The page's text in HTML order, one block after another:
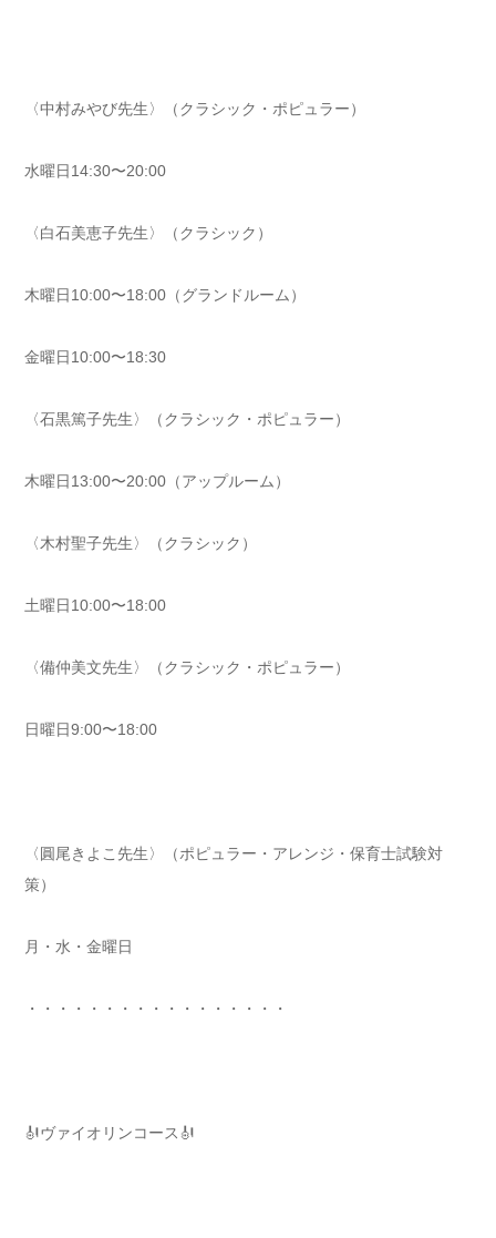
〈中村みやび先生〉（クラシック・ポピュラー）
水曜日14:30〜20:00
〈白石美恵子先生〉（クラシック）
木曜日10:00〜18:00（グランドルーム）
金曜日10:00〜18:30
〈石黒篤子先生〉（クラシック・ポピュラー）
木曜日13:00〜20:00（アップルーム）
〈木村聖子先生〉（クラシック）
土曜日10:00〜18:00
〈備仲美文先生〉（クラシック・ポピュラー）
日曜日9:00〜18:00
〈圓尾きよこ先生〉（ポピュラー・アレンジ・保育士試験対
策）
月・水・金曜日
・・・・・・・・・・・・・・・・・
🎻ヴァイオリンコース🎻